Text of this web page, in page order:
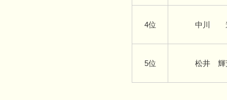
4位 中川
5位 松井 輝